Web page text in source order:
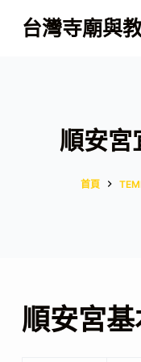
跳
至
台灣寺廟與
順安宮
首頁
順安宮